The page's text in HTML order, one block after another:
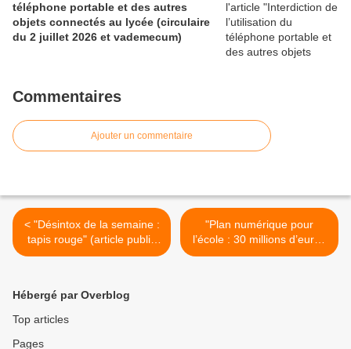
téléphone portable et des autres
objets connectés au lycée (circulaire
du 2 juillet 2026 et vademecum)
Commentaires
Ajouter un commentaire
< "Désintox de la semaine :
tapis rouge" (article publié
sur le blog de la
"Plan numérique pour
l’école : 30 millions d’euros
pour financer les nouvelles
Hébergé par Overblog
Top articles
Pages